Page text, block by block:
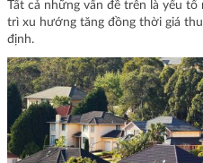
Tất cả những vấn đề trên là yếu
trì xu hướng tăng đồng thời giá
định.